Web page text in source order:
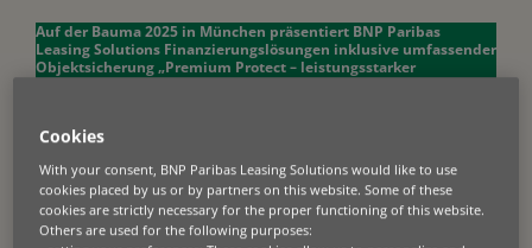
Auf der Bauma 2025 in München präsentiert BNP Paribas
Leasing Solutions Finanzierungslösungen inklusive umfassender
Objektsicherung „Premium Protect – leistungsstarker
Am Bau geht nichts ohne Maschinen. Aber: Emissionsarme
Digitalisierung verändern die Anforderungen an den Maschinenpark.
Um wettbewerbsfähig zu bleiben und Vorgaben erfüllen zu können –
beispielsweise für nachhaltigeres Bauen – müssen viele
Unternehmen investieren. BNP Paribas Leasing Solutions, Experte für
Cookies
With your consent, BNP Paribas Leasing Solutions would like to use
cookies placed by us or by partners on this website. Some of these
cookies are strictly necessary for the proper functioning of this website.
Others are used for the following purposes: